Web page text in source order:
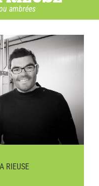
ambrées
RIEUSE